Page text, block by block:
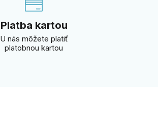
Platba kartou
U nás môžete platiť
platobnou kartou